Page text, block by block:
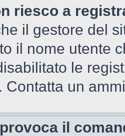
riesco a
il gestore del
il nome utente
le
Contatta un
il